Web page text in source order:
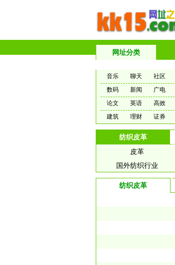
网址分类
音乐 聊天 社区
数码
新闻 广电
论文
英语 高效
建筑
理财 证券
纺织皮革
皮革
国外纺织行业
纺织皮革